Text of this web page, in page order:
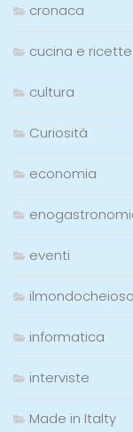
cronaca
cucina e ricette
cultura
Curiosità
economia
eventi
informatica
interviste
Made in Italty